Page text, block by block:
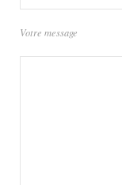
Votre message